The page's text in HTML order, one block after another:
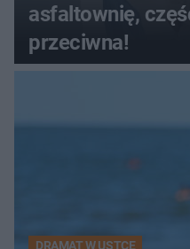
asfaltownię,
przeciwna!
DRAMAT W USTCE